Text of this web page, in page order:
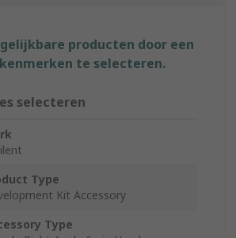
producten door een
te selecteren.
selecteren
Type
Kit Accessory
Type